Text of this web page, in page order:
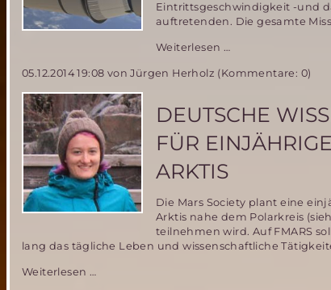
ZEIT
über
während
Mission
Eintrittsgeschwindigkeit -und
auftretenden. Die gesamte
Weiterlesen …
erfolgreich
05.12.2014 19:08 von Jürgen Herholz (Kommentare: 0)
DEUTSCHE
FÜR
ARKTIS
Die Mars Society plant eine
Arktis nahe dem Polarkreis
teilnehmen wird. Auf FMARS
lang das tägliche Leben und wissenschaftliche
Weiterlesen …